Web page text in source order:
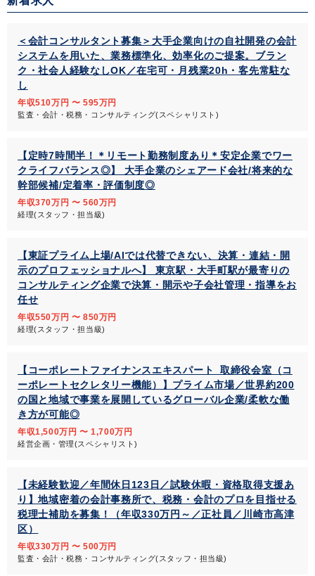
＜会計コンサルタント募集＞大手企業向けの自社開発の会計
システムを用いた、業務標準化、効率化のご提案。ブラン
ク・社会人経験なしOK／在宅可・月残業20h・客先常駐な
し
年収510万円 〜 595万円
監査・会計・税務・コンサルティング(スペシャリスト)
【定時7時間半！＊リモート勤務制度あり＊安定企業でワー
クライフバランス◎】 大手企業のシェアード会社/将来的な
幹部候補/定着率・評価制度◎
年収370万円 〜 560万円
経理(スタッフ・担当級)
【東証プライム上場/AIでは代替できない、決算・連結・開
示のプロフェッショナルへ】 東京駅・大手町駅が最寄りの
コンサルティング企業で決算・開示や子会社管理・指導をお
任せ
年収550万円 〜 850万円
経理(スタッフ・担当級)
【コーポレートファイナンスエキスパート_取締役会室（コ
ーポレートセクレタリー機能）】プライム市場／世界約200
の国と地域で事業を展開しているグローバル企業/柔軟な働
き方が可能◎
年収1,500万円 〜 1,700万円
経営企画・管理(スペシャリスト)
【未経験歓迎／年間休日123日／試験休暇・資格取得支援あ
り】地域密着の会計事務所で、税務・会計のプロを目指せる
税理士補助を募集！（年収330万円～／正社員／川崎市高津
区）
年収330万円 〜 500万円
監査・会計・税務・コンサルティング(スタッフ・担当級)